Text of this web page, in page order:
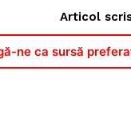
Articol
ne ca sursă